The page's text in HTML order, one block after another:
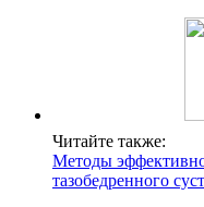
Читайте также:
Методы
тазобедренного